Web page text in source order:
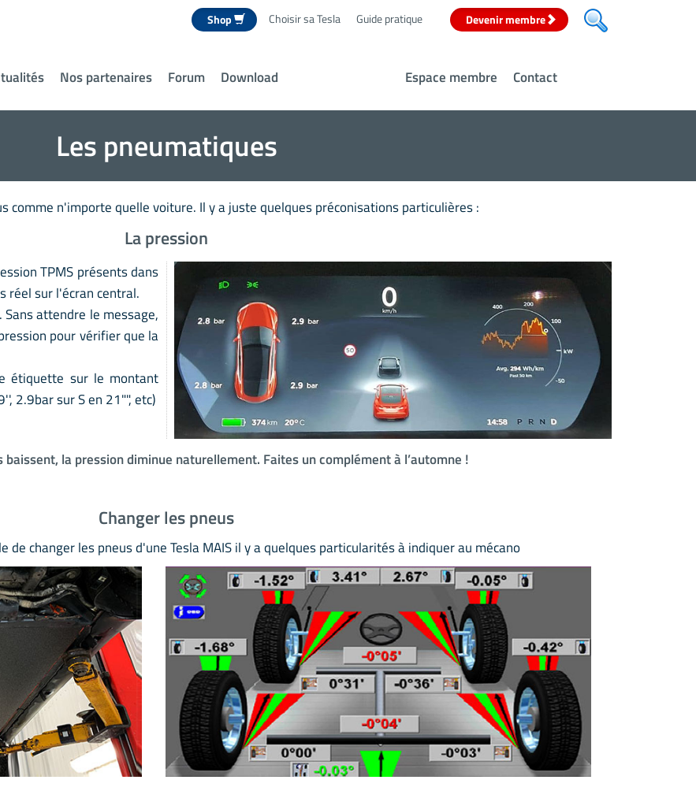
Nos partenaires Forum Download Contact
Espace membre
Shop Choisir sa Tesla Guide pratique Devenir membre
Les pneumatiques
comme n'importe quelle voiture. Il y a juste quelques préconisations particulières :
La pression
TPMS présents dans
réel sur l'écran central.
attendre le message,
pour vérifier que la
étiquette sur le montant
2.9bar sur S en 21"", etc)
la pression diminue naturellement. Faites un complément à l’automne !
Changer les pneus
de changer les pneus d'une Tesla MAIS il y a quelques particularités à indiquer au mécano